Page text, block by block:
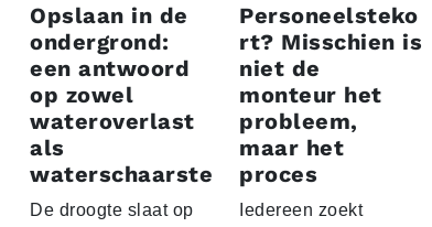
Opslaan in de
ondergrond:
een antwoord
op zowel
wateroverlast
als
waterschaarste
De droogte slaat op
Personeelsteko
rt? Misschien is
niet de
monteur het
probleem,
maar het
proces
Iedereen zoekt